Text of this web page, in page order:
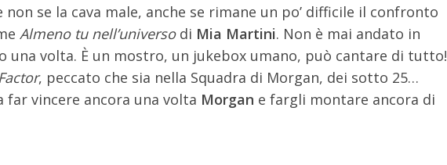
se la cava male, anche se rimane un po’ difficile il confronto
Almeno tu nell’universodi Mia Martini. Non è mai andato in
una volta. È un mostro, un jukebox umano, può cantare di tutto!
, peccato che sia nella Squadra di Morgan, dei sotto 25…
far vincere ancora una volta Morgan e fargli montare ancora di